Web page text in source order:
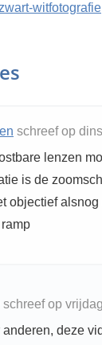
zwart-witfotografie
schreef op
lenzen
is de
objectief
schreef op
anderen, deze